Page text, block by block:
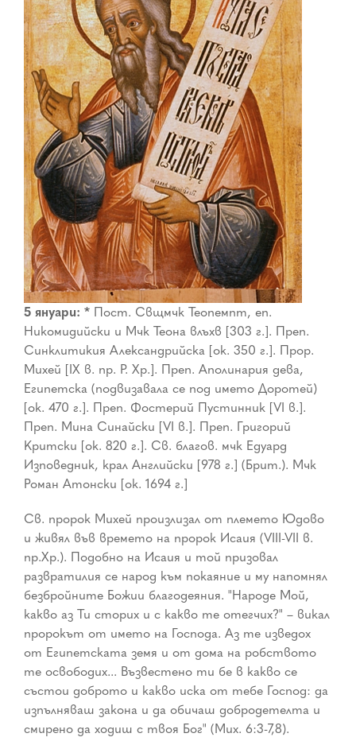
5 януари: * Пост. Свщмчк Теопемпт, еп.
Никомидийски и Мчк Теона влъхв [303 г.]. Преп.
Синклитикия Александрийска [ок. 350 г.]. Прор.
Михей [IX в. пр. Р. Хр.]. Преп. Аполинария дева,
Египетска (подвизавала се под името Доротей)
[ок. 470 г.]. Преп. Фостерий Пустинник [VI в.].
Преп. Мина Синайски [VI в.]. Преп. Григорий
Критски [ок. 820 г.]. Св. благов. мчк Едуард
Изповедник, крал Английски [978 г.] (Брит.). Мчк
Роман Атонски [ок. 1694 г.]
Св. пророк Михей произлизал от племето Юдово
и живял във времето на пророк Исаия (VIII-VII в.
пр.Хр.). Подобно на Исаия и той призовал
развратилия се народ към покаяние и му напомнял
безбройните Божии благодеяния. "Народе Мой,
какво аз Ти сторих и с какво те отегчих?" – викал
пророкът от името на Господа. Аз те изведох
от Египетската земя и от дома на робството
те освободих... Възвестено ти бе в какво се
състои доброто и какво иска от тебе Господ: да
изпълняваш закона и да обичаш добродетелта и
смирено да ходиш с твоя Бог" (Мих. 6:3-7,8).